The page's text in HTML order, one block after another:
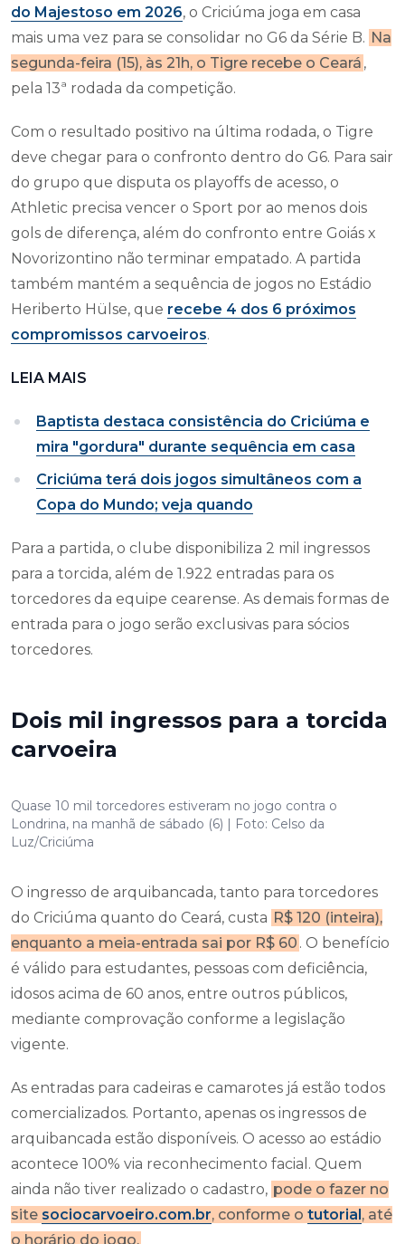
do Majestoso em 2026, o Criciúma joga em casa
mais uma vez para se consolidar no G6 da Série B. Na
segunda-feira (15), às 21h, o Tigre recebe o Ceará ,
pela 13ª rodada da competição.
Com o resultado positivo na última rodada, o Tigre
deve chegar para o confronto dentro do G6. Para sair
do grupo que disputa os playoffs de acesso, o
Athletic precisa vencer o Sport por ao menos dois
gols de diferença, além do confronto entre Goiás x
Novorizontino não terminar empatado. A partida
também mantém a sequência de jogos no Estádio
Heriberto Hülse, que recebe 4 dos 6 próximos
compromissos carvoeiros.
LEIA MAIS
Baptista destaca consistência do Criciúma e
mira "gordura" durante sequência em casa
Criciúma terá dois jogos simultâneos com a
Copa do Mundo; veja quando
Para a partida, o clube disponibiliza 2 mil ingressos
para a torcida, além de 1.922 entradas para os
torcedores da equipe cearense. As demais formas de
entrada para o jogo serão exclusivas para sócios
torcedores.
Dois mil ingressos para a torcida
carvoeira
Quase 10 mil torcedores estiveram no jogo contra o
Londrina, na manhã de sábado (6) | Foto: Celso da
Luz/Criciúma
O ingresso de arquibancada, tanto para torcedores
do Criciúma quanto do Ceará, custa R$ 120 (inteira),
enquanto a meia-entrada sai por R$ 60 . O benefício
é válido para estudantes, pessoas com deficiência,
idosos acima de 60 anos, entre outros públicos,
mediante comprovação conforme a legislação
vigente.
As entradas para cadeiras e camarotes já estão todos
comercializados. Portanto, apenas os ingressos de
arquibancada estão disponíveis. O acesso ao estádio
acontece 100% via reconhecimento facial. Quem
ainda não tiver realizado o cadastro, pode o fazer no
site sociocarvoeiro.com.br, conforme o tutorial , até
o horário do jogo.